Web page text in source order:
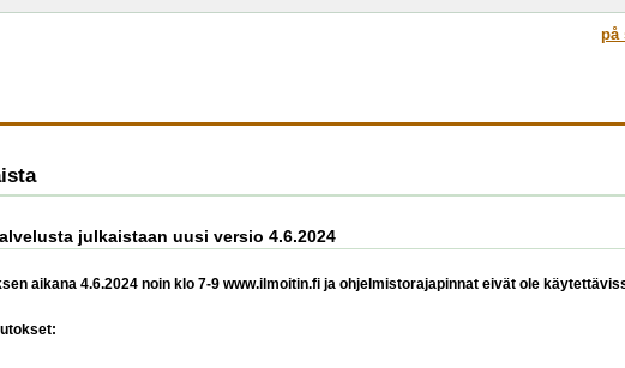
på
julkaistaan uusi versio 4.6.2024
aikana 4.6.2024 noin klo 7-9 www.ilmoitin.fi ja ohjelmistorajapinnat eivät ole